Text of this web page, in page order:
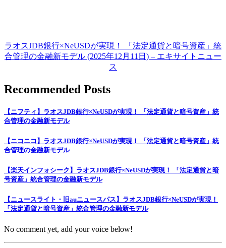
ラオスJDB銀行×NeUSDが実現！ 「法定通貨と暗号資産」統
合管理の金融新モデル (2025年12月11日) – エキサイトニュー
ス
Recommended Posts
【ニフティ】ラオスJDB銀行×NeUSDが実現！ 「法定通貨と暗号資産」統
合管理の金融新モデル
【ニコニコ】ラオスJDB銀行×NeUSDが実現！ 「法定通貨と暗号資産」統
合管理の金融新モデル
【楽天インフォシーク】ラオスJDB銀行×NeUSDが実現！ 「法定通貨と暗
号資産」統合管理の金融新モデル
【ニュースライト・旧auニュースパス】ラオスJDB銀行×NeUSDが実現！
「法定通貨と暗号資産」統合管理の金融新モデル
No comment yet, add your voice below!